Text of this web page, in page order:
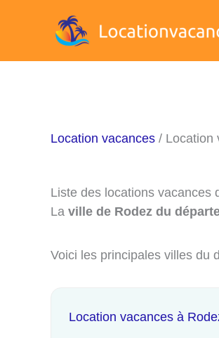
Location vacances / Location
Liste des locations vacances
La ville de Rodez du
Voici les principales villes du
Location vacances à